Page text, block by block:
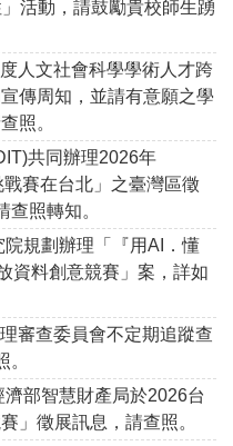
活動，請鼓勵貴校師生踴
人文社會科學學術人才跨
傳周知，並請有意願之學
照。
共同辦理2026年
戰賽在台北」之臺灣區徵
照轉知。
規劃辦理「『用AI．懂
資料創意競賽」案，詳如
審查委員會不定期追蹤查
部智慧財產局於2026台
」徵展訊息，請查照。